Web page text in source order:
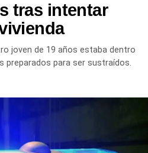
tras intentar
joven de 19 años estaba dentro
preparados para ser sustraídos.